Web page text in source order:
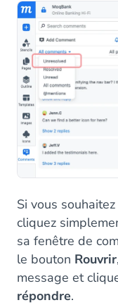
Si vous
cliquez
sa fenêtre de
le bouton Rouvrir
message et
répondre.